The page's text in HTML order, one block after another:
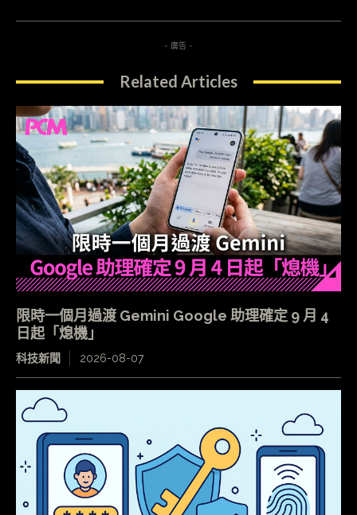
- 廣告 -
Related Articles
限時一個月過渡 Gemini Google 助理確定 9 月 4
日起「熄機」
科技新聞 2026-08-07